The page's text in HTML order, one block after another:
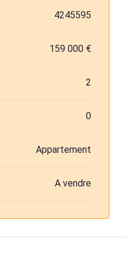
4245595
159 000 €
2
0
Appartement
A vendre